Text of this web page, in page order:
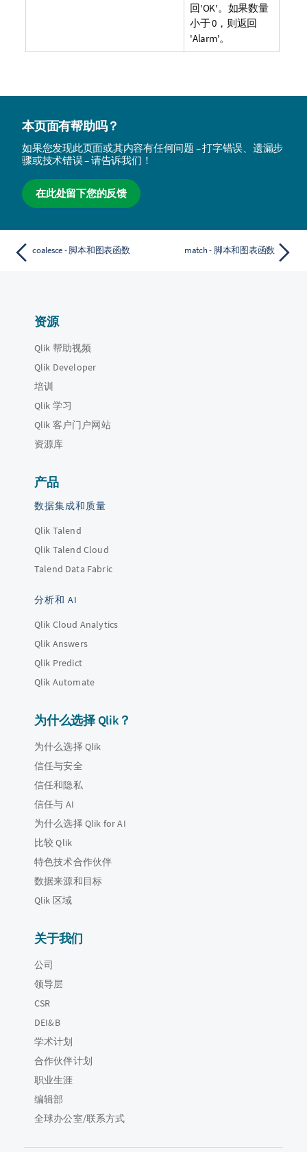
回'OK'。如果数量
小于 0，则返回
'Alarm'。
本页面有帮助吗？
如果您发现此页面或其内容有任何问题 – 打字错误、遗漏步
骤或技术错误 – 请告诉我们！
在此处留下您的反馈
coalesce - 脚本和图表函数 match - 脚本和图表函数
资源
Qlik 帮助视频
Qlik Developer
培训
Qlik 学习
Qlik 客户门户网站
资源库
产品
数据集成和质量
Qlik Talend
Qlik Talend Cloud
Talend Data Fabric
分析和 AI
Qlik Cloud Analytics
Qlik Answers
Qlik Predict
Qlik Automate
为什么选择 Qlik？
为什么选择 Qlik
信任与安全
信任和隐私
信任与 AI
为什么选择 Qlik for AI
比较 Qlik
特色技术合作伙伴
数据来源和目标
Qlik 区域
关于我们
公司
领导层
CSR
DEI&B
学术计划
合作伙伴计划
职业生涯
编辑部
全球办公室/联系方式